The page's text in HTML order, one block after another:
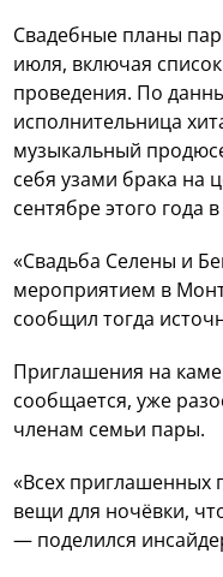
Свадебные планы
июля, включая
проведения. По
исполнительница
музыкальный
себя узами брака на
сентябре этого года
«Свадьба Селены и
мероприятием в
сообщил тогда
Приглашения на
сообщается, уже
членам семьи пары.
«Всех приглашенных
вещи для ночёвки,
— поделился